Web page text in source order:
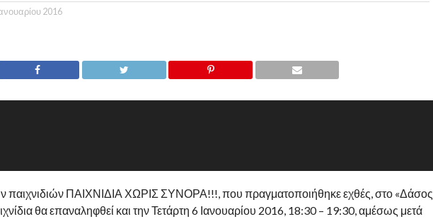
2016
παιχνιδιών ΠΑΙΧΝΙΔΙΑ ΧΩΡΙΣ ΣΥΝΟΡΑ!!!, που πραγματοποιήθηκε εχθές, στο «Δάσος
θα επαναληφθεί και την Τετάρτη 6 Ιανουαρίου 2016, 18:30 – 19:30, αμέσως μετά